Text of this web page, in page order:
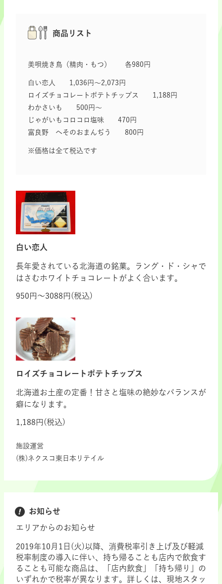
商品リスト
美唄焼き鳥（精肉・もつ） 各980円
白い恋人 1,036円～2,073円
ロイズチョコレートポテトチップス 1,188円
わかさいも 500円～
じゃがいもコロコロ塩味 470円
富良野 へそのおまんぢう 800円
※価格は全て税込です
白い恋人
長年愛されている北海道の銘菓。ラング・ド・シャで
はさむホワイトチョコレートがよく合います。
950円～3088円(税込)
ロイズチョコレートポテトチップス
北海道お土産の定番！甘さと塩味の絶妙なバランスが
癖になります。
1,188円(税込)
施設運営
(株)ネクスコ東日本リテイル
お知らせ
エリアからのお知らせ
2019年10月1日(火)以降、消費税率引き上げ及び軽減
税率制度の導入に伴い、持ち帰ることも店内で飲食す
ることも可能な商品は、「店内飲食」「持ち帰り」の
いずれかで税率が異なります。詳しくは、現地スタッ